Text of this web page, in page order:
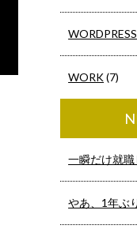
WORDPRESS
WORK(7)
一瞬だけ就
やあ、1年ぶ